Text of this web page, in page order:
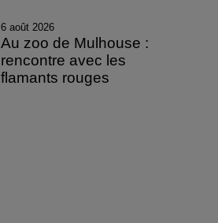
6 août 2026
Au zoo de Mulhouse :
rencontre avec les
flamants rouges